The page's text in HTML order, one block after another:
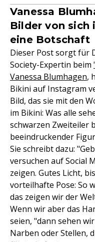
Vanessa
Bilder von sich
eine Botschaft
Dieser Post sorgt für
Society-Expertin beim
Vanessa Blumhagen,
Bikini auf Instagram
Bild, das sie mit den
im Bikini: Was alle
schwarzen Zweiteiler
beeindruckender
Sie schreibt dazu:
versuchen auf Social
zeigen. Gutes Licht,
vorteilhafte Pose: So
das zeigen wir der
Wenn wir aber das
seien, "dann sehen
Narben oder Stellen,